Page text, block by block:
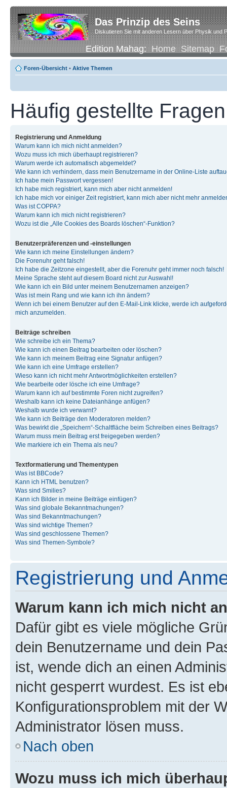
Das Prinzip des Seins
Diskutieren Sie mit anderen Lesern über Physik und
Edition Mahag:Home Sitemap
Foren-Übersicht • Aktive Themen
Häufig gestellte Fragen
Registrierung und Anmeldung
Warum kann ich mich nicht anmelden?
Wozu muss ich mich überhaupt registrieren?
Warum werde ich automatisch abgemeldet?
Wie kann ich verhindern, dass mein Benutzername in der Online-Liste
Ich habe mein Passwort vergessen!
Ich habe mich registriert, kann mich aber nicht anmelden!
Ich habe mich vor einiger Zeit registriert, kann mich aber nicht mehr
Was ist COPPA?
Warum kann ich mich nicht registrieren?
Wozu ist die „Alle Cookies des Boards löschen“-Funktion?
Benutzerpräferenzen und -einstellungen
Wie kann ich meine Einstellungen ändern?
Die Forenuhr geht falsch!
Ich habe die Zeitzone eingestellt, aber die Forenuhr geht immer noch falsch!
Meine Sprache steht auf diesem Board nicht zur Auswahl!
Wie kann ich ein Bild unter meinem Benutzernamen anzeigen?
Was ist mein Rang und wie kann ich ihn ändern?
Wenn ich bei einem Benutzer auf den E-Mail-Link klicke, werde ich
mich anzumelden.
Beiträge schreiben
Wie schreibe ich ein Thema?
Wie kann ich einen Beitrag bearbeiten oder löschen?
Wie kann ich meinem Beitrag eine Signatur anfügen?
Wie kann ich eine Umfrage erstellen?
Wieso kann ich nicht mehr Antwortmöglichkeiten erstellen?
Wie bearbeite oder lösche ich eine Umfrage?
Warum kann ich auf bestimmte Foren nicht zugreifen?
Weshalb kann ich keine Dateianhänge anfügen?
Weshalb wurde ich verwarnt?
Wie kann ich Beiträge den Moderatoren melden?
Was bewirkt die „Speichern“-Schaltfläche beim Schreiben eines Beitrags?
Warum muss mein Beitrag erst freigegeben werden?
Wie markiere ich ein Thema als neu?
Textformatierung und Thementypen
Was ist BBCode?
Kann ich HTML benutzen?
Was sind Smilies?
Kann ich Bilder in meine Beiträge einfügen?
Was sind globale Bekanntmachungen?
Was sind Bekanntmachungen?
Was sind wichtige Themen?
Was sind geschlossene Themen?
Was sind Themen-Symbole?
Registrierung und
Warum kann ich mich nicht
Dafür gibt es viele mögliche
dein Benutzername und dein
ist, wende dich an einen
nicht gesperrt wurdest. Es ist
Konfigurationsproblem mit der
Administrator lösen muss.
Nach oben
Wozu muss ich mich